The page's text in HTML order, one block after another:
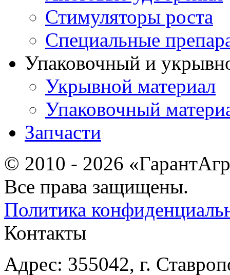
Стимуляторы роста
Специальные
Упаковочный и
Укрывной материал
Упаковочный
Запчасти
© 2010 - 2026
Все права защищены.
Политика
Контакты
Адрес: 355042, г.